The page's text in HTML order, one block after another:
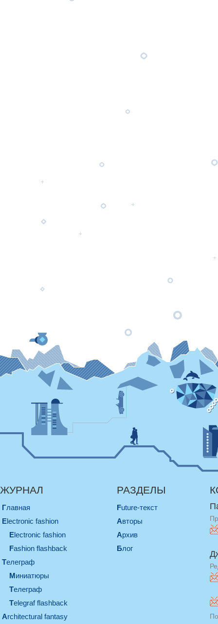
ЖУРНАЛ
Главная
electronic fashion
electronic fashion
Fashion flashback
телеграф
миниатюры
телеграф
Telegraf flashback
architectural fantasy
РАЗДЕЛЫ
Future-текст
Авторы
Архив
Блог